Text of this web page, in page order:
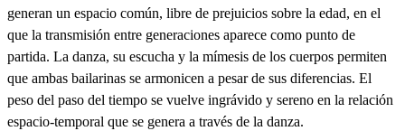
generan un espacio común, libre de prejuicios sobre la edad, en el
que la transmisión entre generaciones aparece como punto de
partida. La danza, su escucha y la mímesis de los cuerpos permiten
que ambas bailarinas se armonicen a pesar de sus diferencias. El
peso del paso del tiempo se vuelve ingrávido y sereno en la relación
espacio-temporal que se genera a través de la danza.